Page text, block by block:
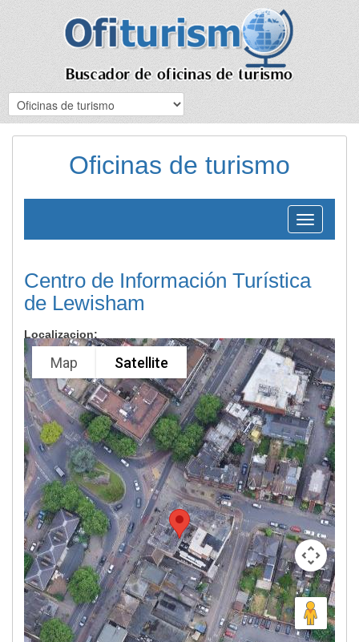
Oficinas de turismo
Toggle
navigation
Centro de Información Turística
de Lewisham
Localizacion:
Map Satellite